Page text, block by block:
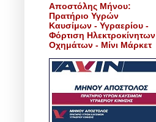
Αποστόλης Μήνου:
Πρατήριο Υγρών
Καυσίμων - Υγραερίου -
Φόρτιση Ηλεκτροκίνητων
Οχημάτων - Μίνι Μάρκετ